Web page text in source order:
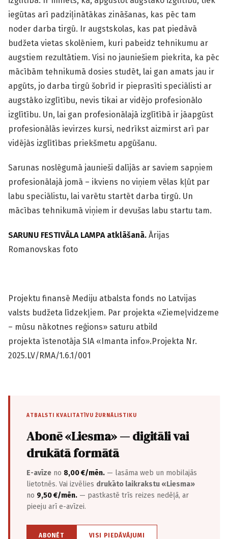
iegūtas arī padziļinātākas zināšanas, kas pēc tam
noder darba tirgū. Ir augstskolas, kas pat piedāvā
budžeta vietas skolēniem, kuri pabeidz tehnikumu ar
augstiem rezultātiem. Visi no jauniešiem piekrita, ka pēc
mācībām tehnikumā dosies studēt, lai gan amats jau ir
apgūts, jo darba tirgū šobrīd ir pieprasīti speciālisti ar
augstāko izglītību, nevis tikai ar vidējo profesionālo
izglītību. Un, lai gan profesionālajā izglītībā ir jāapgūst
profesionālās ievirzes kursi, nedrīkst aizmirst arī par
vidējās izglītības priekšmetu apgūšanu.
Sarunas noslēgumā jaunieši dalījās ar saviem sapņiem
profesionālajā jomā – ikviens no viņiem vēlas kļūt par
labu speciālistu, lai varētu startēt darba tirgū. Un
mācības tehnikumā viņiem ir devušas labu startu tam.
SARUNU FESTIVĀLA LAMPA atklāšanā. Ārijas
Romanovskas foto
Projektu finansē Mediju atbalsta fonds no Latvijas
valsts budžeta līdzekļiem. Par projekta «Ziemeļvidzeme
– mūsu nākotnes reģions» saturu atbild
projekta īstenotāja SIA «Imanta info».Projekta Nr.
2025.LV/RMA/1.6.1/001
ATBALSTI KVALITATĪVU ŽURNĀLISTIKU
Abonē «Liesma» — digitāli vai
drukātā formātā
E-avīze no 8,00 €/mēn. — lasāma web un mobilajās
lietotnēs. Vai izvēlies drukāto laikrakstu «Liesma»
no 9,50 €/mēn. — pastkastē trīs reizes nedēļā, ar
pieeju arī e-avīzei.
ABONĒT VISI PIEDĀVĀJUMI